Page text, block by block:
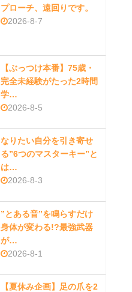
プローチ、遠回りです。
2026-8-7
【ぶっつけ本番】75歳・
完全未経験がたった2時間
学…
2026-8-5
なりたい自分を引き寄せ
る”6つのマスターキー”と
は…
2026-8-3
”とある音”を鳴らすだけ
身体が変わる!?最強武器
が…
2026-8-1
【夏休み企画】足の爪を2